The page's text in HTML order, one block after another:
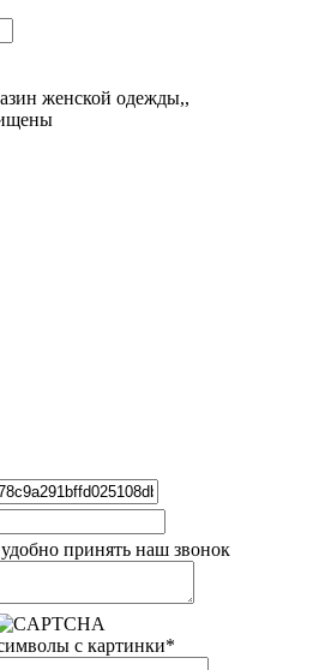
женской одежды,,
принять наш звонок
с картинки*